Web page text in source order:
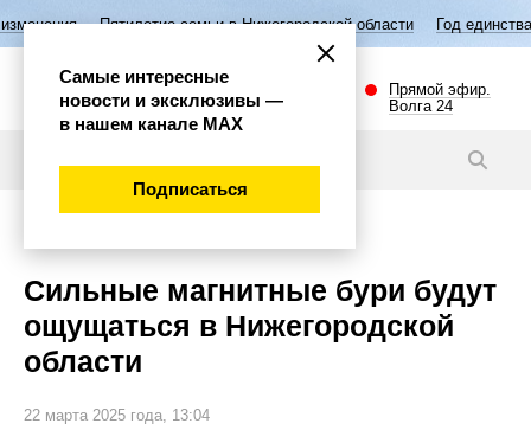
семьи в Нижегородской области Год единства народов России
Прямой эфир.
Волга 24
Сильные магнитные бури будут
ощущаться в Нижегородской
области
22 марта 2025 года, 13:04
Самые интересные
новости и эксклюзивы —
в нашем канале МАХ
Подписаться